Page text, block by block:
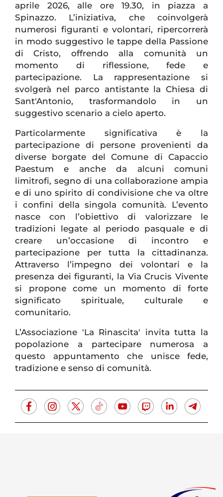
aprile 2026, alle ore 19.30, in piazza a
Spinazzo. L’iniziativa, che coinvolgerà
numerosi figuranti e volontari, ripercorrerà
in modo suggestivo le tappe della Passione
di Cristo, offrendo alla comunità un
momento di riflessione, fede e
partecipazione. La rappresentazione si
svolgerà nel parco antistante la Chiesa di
Sant'Antonio, trasformandolo in un
suggestivo scenario a cielo aperto.
Particolarmente significativa è la
partecipazione di persone provenienti da
diverse borgate del Comune di Capaccio
Paestum e anche da alcuni comuni
limitrofi, segno di una collaborazione ampia
e di uno spirito di condivisione che va oltre
i confini della singola comunità. L’evento
nasce con l’obiettivo di valorizzare le
tradizioni legate al periodo pasquale e di
creare un’occasione di incontro e
partecipazione per tutta la cittadinanza.
Attraverso l’impegno dei volontari e la
presenza dei figuranti, la Via Crucis Vivente
si propone come un momento di forte
significato spirituale, culturale e
comunitario.
L’Associazione 'La Rinascita' invita tutta la
popolazione a partecipare numerosa a
questo appuntamento che unisce fede,
tradizione e senso di comunità.